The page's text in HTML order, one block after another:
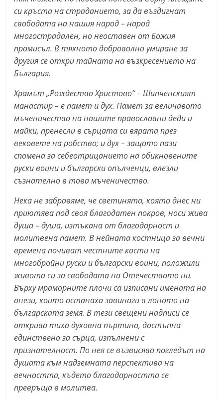
k
a
z
a
a
k
-
b
g
.
i
n
f
o
,
g
a
l
l
r
y
-
k
a
z
си кръста на страданието, за да въздигнат
свободата на нашия народ – народ
многострадален, но неоставен от Божия
промисъл. В тяхното доброволно умиране за
другия се откри тайната на възкресението на
България.
Храмът „Рождество Христово“ – Шипченският
манастир – е памет и дух. Памет за величавото
мъченичество на нашите православни деди и
майки, пренесли в сърцата си вярата през
вековете на робство; и дух – защото пази
спомена за себеотрицанието на обикновените
руски воини и български опълченци, влезли
съзнателно в това мъченичество.
Нека не забравяме, че светинята, която днес ни
приютява под своя благодатен покров, носи жива
душа – душа, изтъкана от благодарност и
молитвена памет. В нейната костница за вечни
времена почиват честните кости на
многобройни руски и български воини, положили
живота си за свободата на Отечеството ни.
Върху мраморните плочи са изписани имената на
онези, които останаха завинаги в лоното на
българската земя. В тези свещени надписи се
открива тиха духовна пъртина, достъпна
единствено за сърца, изпълнени с
признателност. По нея се възвисява погледът на
душата към надземната перспектива на
вечността, където благодарността се
превръща в молитва.